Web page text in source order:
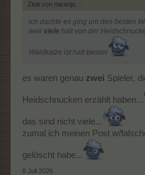
Zitat von naranja: ↑
ich dachte es ging um den besten
weil viele halt von der
Waldkatze ist halt besser
es waren genau zwei Spieler,
Heidschnucken erzählt haben...
das sind nicht viele...
zumal ich meinen Post w/
gelöscht habe...
8 Juli 2026